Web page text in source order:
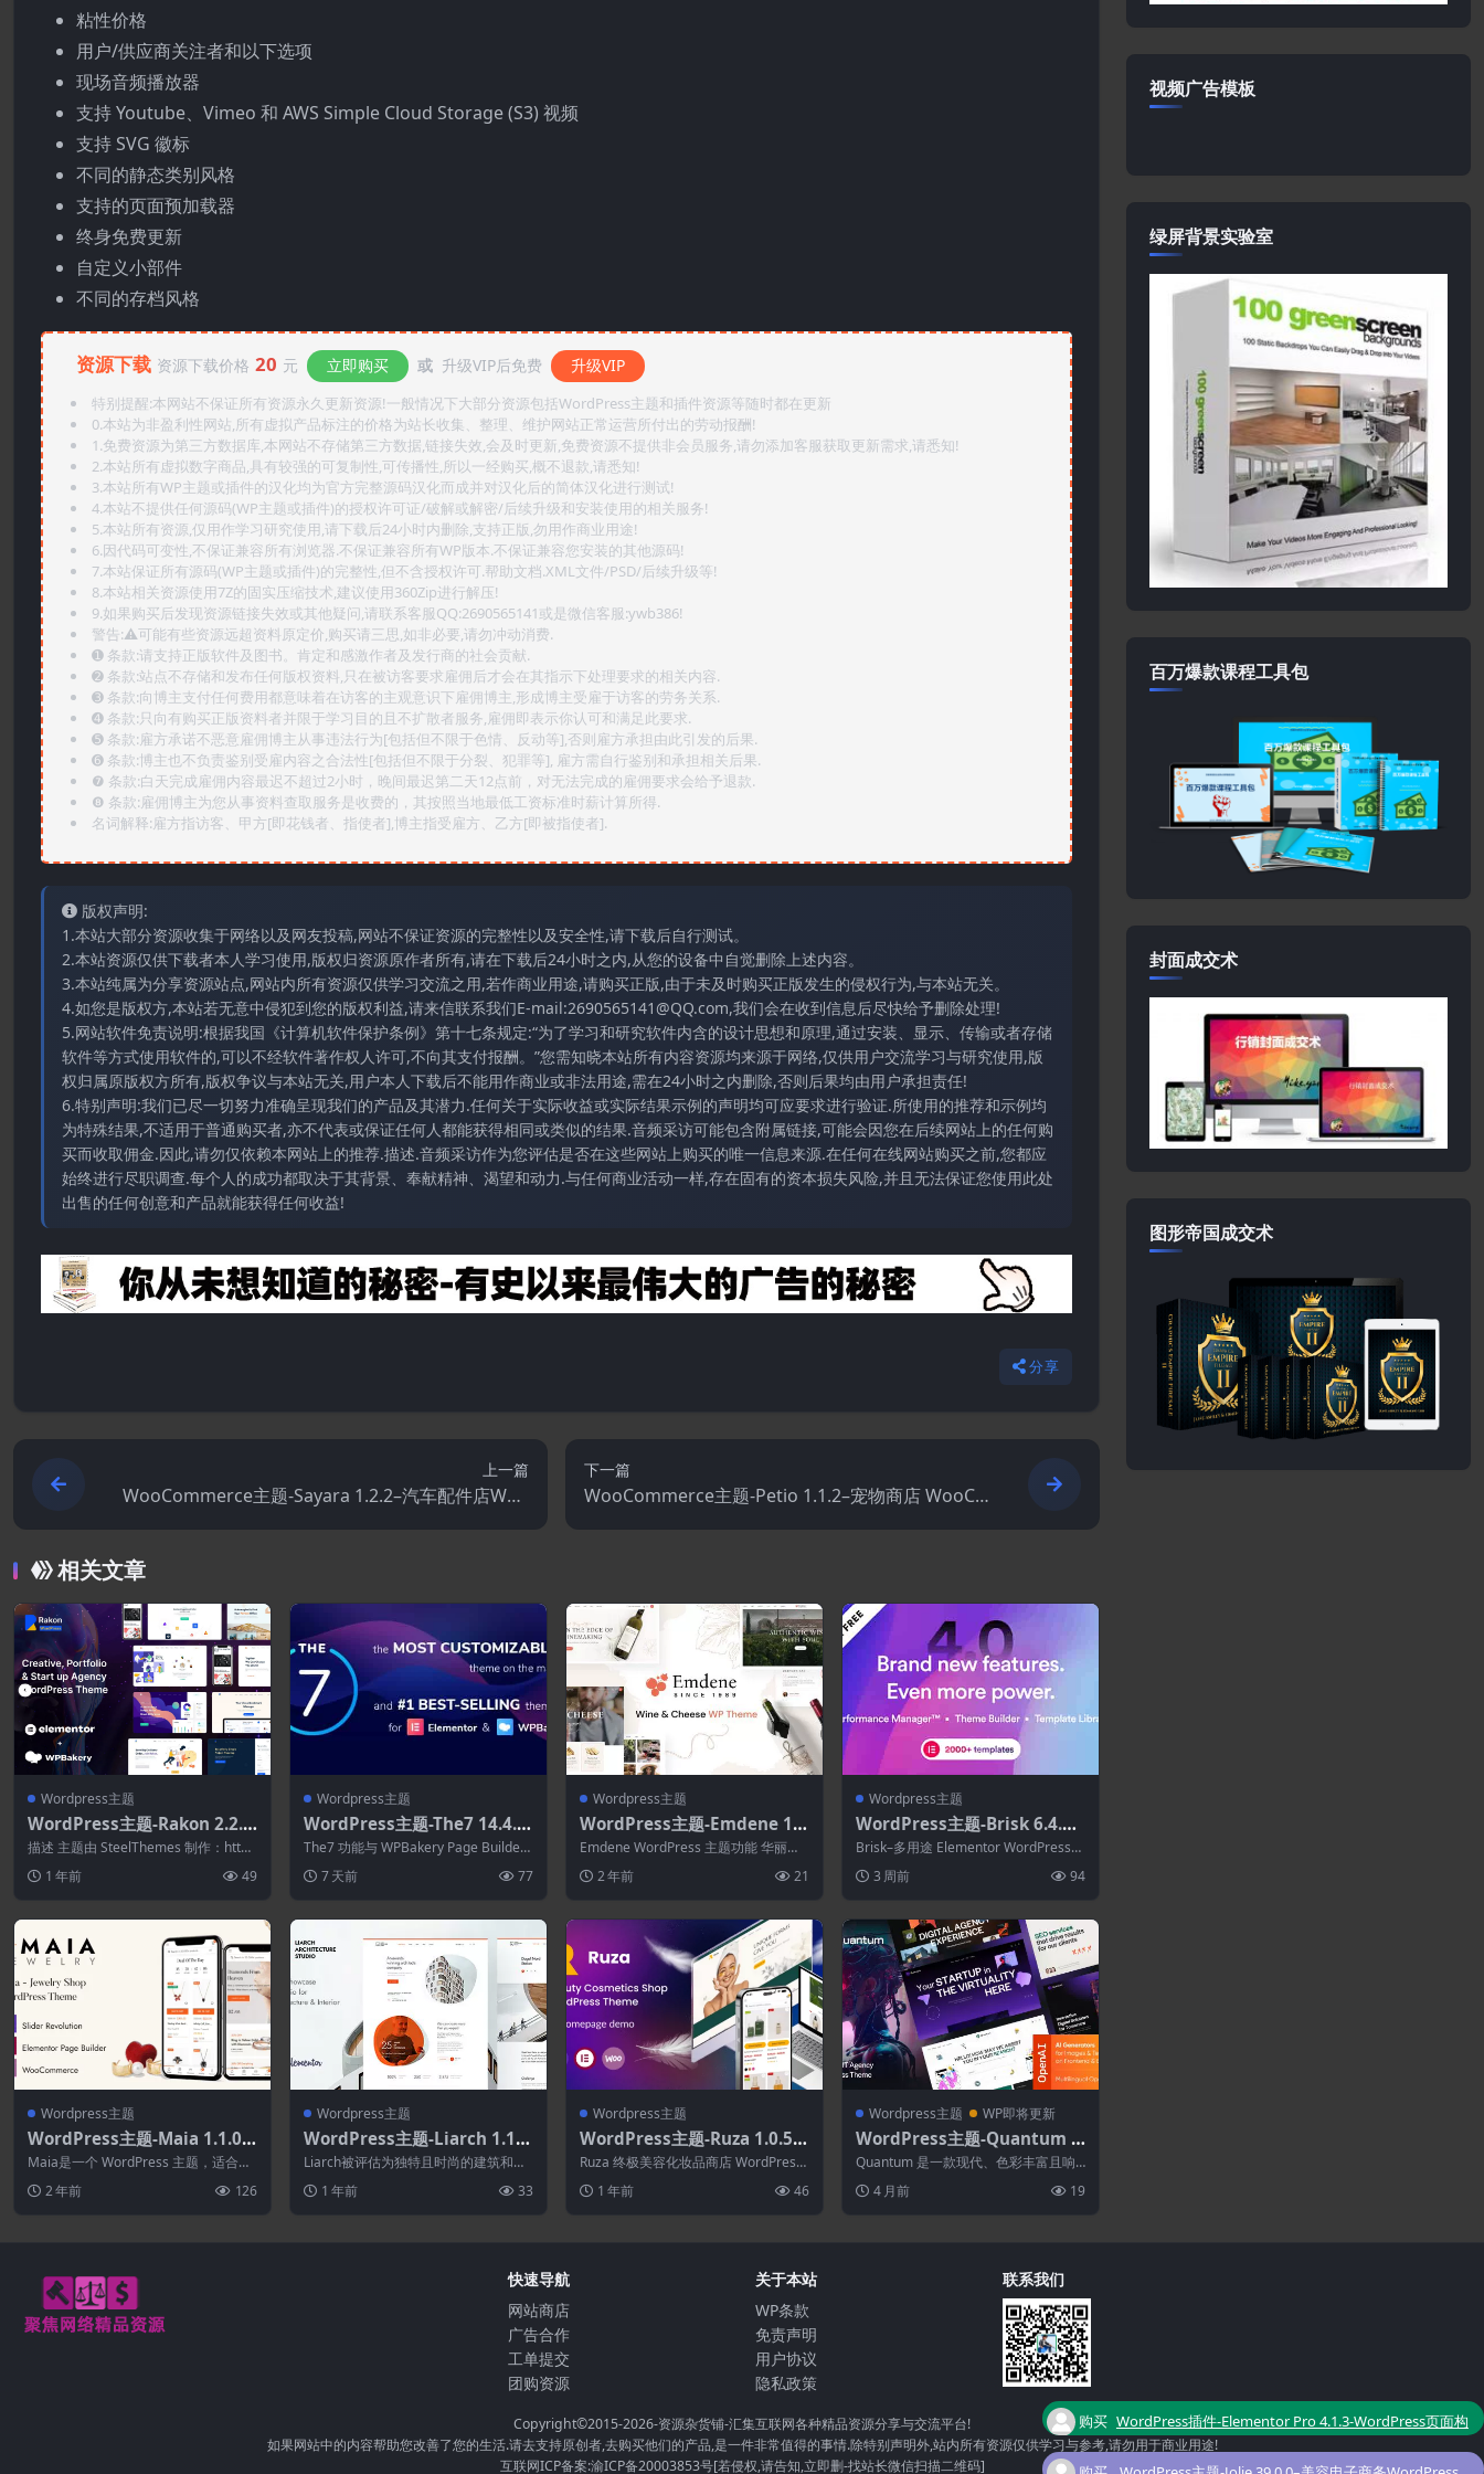
粘性价格
用户/供应商关注者和以下选项
现场音频播放器
支持 Youtube、Vimeo 和 AWS Simple Cloud Storage (S3) 视频
支持 SVG 徽标
不同的静态类别风格
支持的页面预加载器
终身免费更新
自定义小部件
不同的存档风格
资源下载 资源下载价格 20 元 立即购买 或 升级VIP后免费 升级VIP
特别提醒:本网站不保证所有资源永久更新资源!一般情况下大部分资源包括WordPress主题和插件资源等随时都在更新
0.本站为非盈利性网站,所有虚拟产品标注的价格为站长收集、整理、维护网站正常运营所付出的劳动报酬!
1.免费资源为第三方数据库,本网站不存储第三方数据,链接失效,会及时更新,免费资源不提供非会员服务,请勿添加客服获取更新需求,请悉知!
2.本站所有虚拟数字商品,具有较强的可复制性,可传播性,所以一经购买,概不退款,请悉知!
3.本站所有WP主题或插件的汉化均为官方完整源码汉化而成并对汉化后的简体汉化进行测试!
4.本站不提供任何源码(WP主题或插件)的授权许可证/破解或解密/后续升级和安装使用的相关服务!
5.本站所有资源,仅用作学习研究使用,请下载后24小时内删除,支持正版,勿用作商业用途!
6.因代码可变性,不保证兼容所有浏览器.不保证兼容所有WP版本.不保证兼容您安装的其他源码!
7.本站保证所有源码(WP主题或插件)的完整性,但不含授权许可.帮助文档.XML文件/PSD/后续升级等!
8.本站相关资源使用7Z的固实压缩技术,建议使用360Zip进行解压!
9.如果购买后发现资源链接失效或其他疑问,请联系客服QQ:2690565141或是微信客服:ywb386!
警告:⚠️可能有些资源远超资料原定价,购买请三思,如非必要,请勿冲动消费.
➊️ 条款:请支持正版软件及图书。肯定和感激作者及发行商的社会贡献.
➋️ 条款:站点不存储和发布任何版权资料,只在被访客要求雇佣后才会在其指示下处理要求的相关内容.
➌️ 条款:向博主支付任何费用都意味着在访客的主观意识下雇佣博主,形成博主受雇于访客的劳务关系.
➍️ 条款:只向有购买正版资料者并限于学习目的且不扩散者服务,雇佣即表示你认可和满足此要求.
➎ 条款:雇方承诺不恶意雇佣博主从事违法行为[包括但不限于色情、反动等],否则雇方承担由此引发的后果.
➏️ 条款:博主也不负责鉴别受雇内容之合法性[包括但不限于分裂、犯罪等], 雇方需自行鉴别和承担相关后果.
❼ 条款:白天完成雇佣内容最迟不超过2小时，晚间最迟第二天12点前，对无法完成的雇佣要求会给予退款.
❽ 条款:雇佣博主为您从事资料查取服务是收费的，其按照当地最低工资标准时薪计算所得.
名词解释:雇方指访客、甲方[即花钱者、指使者],博主指受雇方、乙方[即被指使者].
版权声明:
1.本站大部分资源收集于网络以及网友投稿,网站不保证资源的完整性以及安全性,请下载后自行测试。
2.本站资源仅供下载者本人学习使用,版权归资源原作者所有,请在下载后24小时之内,从您的设备中自觉删除上述内容。
3.本站纯属为分享资源站点,网站内所有资源仅供学习交流之用,若作商业用途,请购买正版,由于未及时购买正版发生的侵权行为,与本站无关。
4.如您是版权方,本站若无意中侵犯到您的版权利益,请来信联系我们E-mail:2690565141@QQ.com,我们会在收到信息后尽快给予删除处理!
5.网站软件免责说明:根据我国《计算机软件保护条例》第十七条规定:“为了学习和研究软件内含的设计思想和原理,通过安装、显示、传输或者存储
软件等方式使用软件的,可以不经软件著作权人许可,不向其支付报酬。”您需知晓本站所有内容资源均来源于网络,仅供用户交流学习与研究使用,版
权归属原版权方所有,版权争议与本站无关,用户本人下载后不能用作商业或非法用途,需在24小时之内删除,否则后果均由用户承担责任!
6.特别声明:我们已尽一切努力准确呈现我们的产品及其潜力.任何关于实际收益或实际结果示例的声明均可应要求进行验证.所使用的推荐和示例均
为特殊结果,不适用于普通购买者,亦不代表或保证任何人都能获得相同或类似的结果.音频采访可能包含附属链接,可能会因您在后续网站上的任何购
买而收取佣金.因此,请勿仅依赖本网站上的推荐.描述.音频采访作为您评估是否在这些网站上购买的唯一信息来源.在任何在线网站购买之前,您都应
始终进行尽职调查.每个人的成功都取决于其背景、奉献精神、渴望和动力.与任何商业活动一样,存在固有的资本损失风险,并且无法保证您使用此处
出售的任何创意和产品就能获得任何收益!
分享
上一篇
WooCommerce主题-Sayara 1.2.2–汽车配件店Woo
Commerce WordPress主题
下一篇
WooCommerce主题-Petio 1.1.2–宠物商店 WooCo
mmerce WordPress主题
相关文章
Wordpress主题
WordPress主题-Rakon 2.2.6
-创意多用途WordPress主题
描述 主题由 SteelThemes 制作：http
1 年前 49
Wordpress主题
WordPress主题-The7 14.4.6-
适用于WordPress的网站和电
子商务构建器
The7 功能与 WPBakery Page Builder
7 天前 77
Wordpress主题
WordPress主题-Emdene 1.
0.3–葡萄酒和奶酪WordPress
主题
Emdene WordPress 主题功能 华丽的
2 年前 21
Wordpress主题
WordPress主题-Brisk 6.4.1–
多用途Elementor WordPres
s主题
Brisk–多用途 Elementor WordPress
3 周前 94
Wordpress主题
WordPress主题-Maia 1.1.0–
珠宝店WordPress主题
Maia是一个 WordPress 主题，适合任
2 年前 126
Wordpress主题
WordPress主题-Liarch 1.1-
建筑与室内WordPress主题
Liarch被评估为独特且时尚的建筑和室
1 年前 33
Wordpress主题
WordPress主题-Ruza 1.0.5–
美容化妆品店WordPress主题
Ruza 终极美容化妆品商店 WordPress
1 年前 46
Wordpress主题 WP即将更新
WordPress主题-Quantum 1.
8.0–软件技术机构WordPress
主题
Quantum 是一款现代、色彩丰富且响
4 月前 19
视频广告模板
绿屏背景实验室
百万爆款课程工具包
封面成交术
图形帝国成交术
快速导航
网站商店
广告合作
工单提交
团购资源
关于本站
WP条款
免责声明
用户协议
隐私政策
联系我们
Copyright©2015-2026-资源杂货铺-汇集互联网各种精品资源分享与交流平台!
如果网站中的内容帮助您改善了您的生活.请去支持原创者,去购买他们的产品,是一件非常值得的事情.除特别声明外,站内所有资源仅供学习与参考,请勿用于商业用途!
互联网ICP备案:渝ICP备20003853号[若侵权,请告知,立即删-找站长微信扫描二维码]
购买
了
WordPress插件-Elementor Pro 4.1.3-WordPress页面构
建器插件